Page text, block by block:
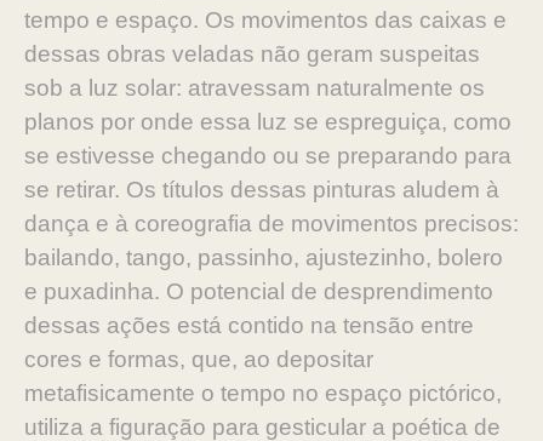
tempo e espaço. Os movimentos das caixas e
dessas obras veladas não geram suspeitas
sob a luz solar: atravessam naturalmente os
planos por onde essa luz se espreguiça, como
se estivesse chegando ou se preparando para
se retirar. Os títulos dessas pinturas aludem à
dança e à coreografia de movimentos precisos:
bailando, tango, passinho, ajustezinho, bolero
e puxadinha. O potencial de desprendimento
dessas ações está contido na tensão entre
cores e formas, que, ao depositar
metafisicamente o tempo no espaço pictórico,
utiliza a figuração para gesticular a poética de